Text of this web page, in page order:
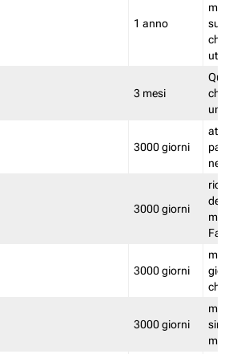
1 anno
utenti
3 mesi
che
una
3000 giorni
attiva
3000 giorni
3000 giorni
3000 giorni